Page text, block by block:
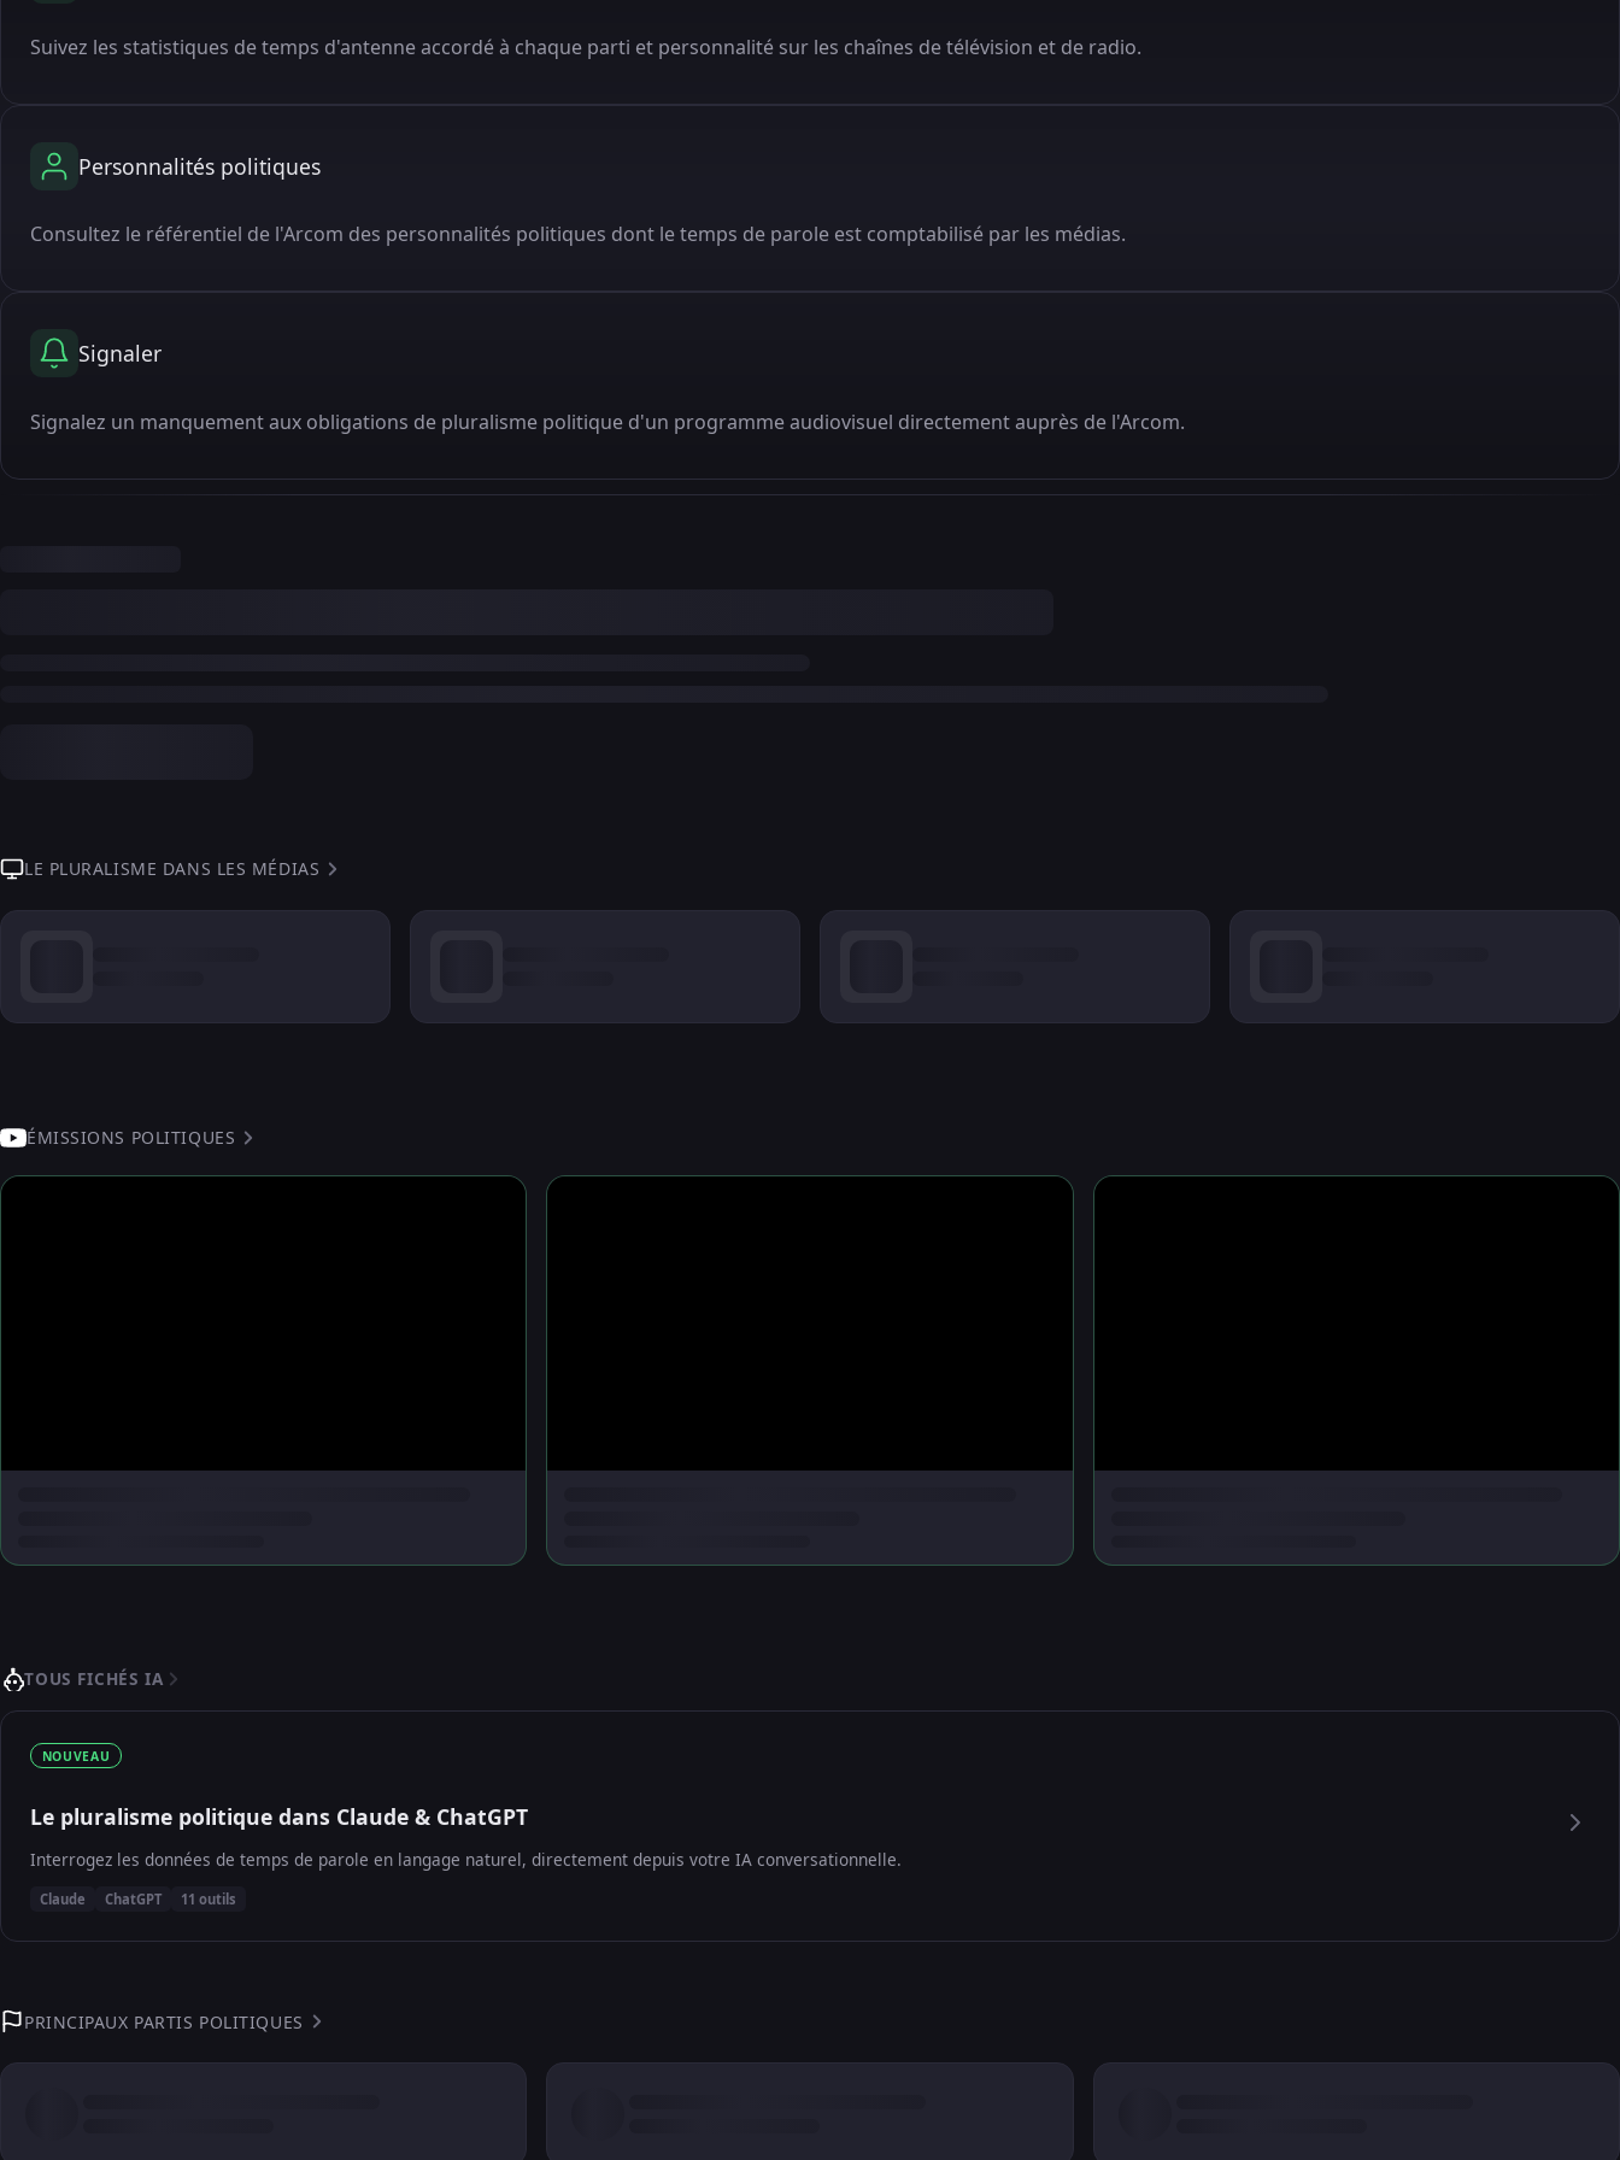
Suivez les statistiques de temps d'antenne accordé à chaque parti et personnalité sur les chaînes de télévision et de radio.
Personnalités politiques
Consultez le référentiel de l'Arcom des personnalités politiques dont le temps de parole est comptabilisé par les médias.
Signaler
Signalez un manquement aux obligations de pluralisme politique d'un programme audiovisuel directement auprès de l'Arcom.
LE PLURALISME DANS LES MÉDIAS
ÉMISSIONS POLITIQUES
TOUS FICHÉS IA
NOUVEAU
Le pluralisme politique dans Claude & ChatGPT
Interrogez les données de temps de parole en langage naturel, directement depuis votre IA conversationnelle.
Claude ChatGPT 11 outils
PRINCIPAUX PARTIS POLITIQUES